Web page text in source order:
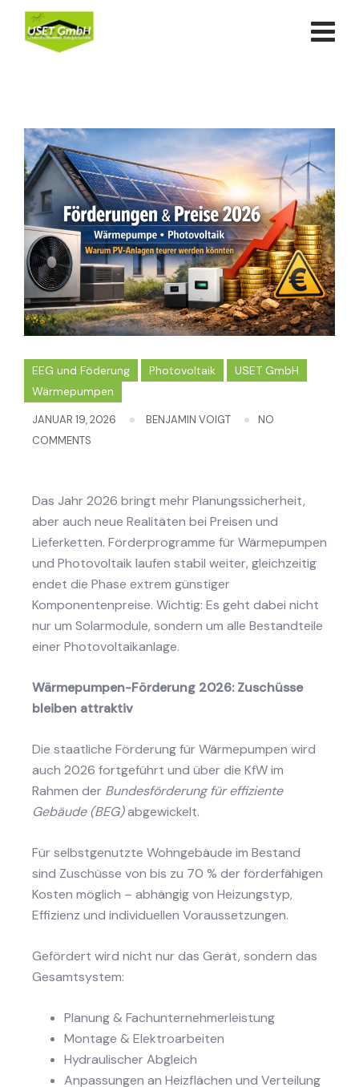
EEG und Föderung Photovoltaik
USET GmbH
Wärmepumpen
JANUAR 19, 2026 BENJAMIN VOIGT
NO
COMMENTS
Das Jahr 2026 bringt mehr Planungssicherheit,
aber auch neue Realitäten bei Preisen und
Lieferketten. Förderprogramme für Wärmepumpen
und Photovoltaik laufen stabil weiter, gleichzeitig
endet die Phase extrem günstiger
Komponentenpreise. Wichtig: Es geht dabei nicht
nur um Solarmodule, sondern um alle Bestandteile
einer Photovoltaikanlage.
Wärmepumpen-Förderung 2026: Zuschüsse
bleiben attraktiv
Die staatliche Förderung für Wärmepumpen wird
auch 2026 fortgeführt und über die KfW im
Rahmen der Bundesförderung für effiziente
Gebäude (BEG)abgewickelt.
Für selbstgenutzte Wohngebäude im Bestand
sind Zuschüsse von bis zu 70 % der förderfähigen
Kosten möglich – abhängig von Heizungstyp,
Effizienz und individuellen Voraussetzungen.
Gefördert wird nicht nur das Gerät, sondern das
Gesamtsystem:
Planung & Fachunternehmerleistung
Montage & Elektroarbeiten
Hydraulischer Abgleich
Anpassungen an Heizflächen und Verteilung